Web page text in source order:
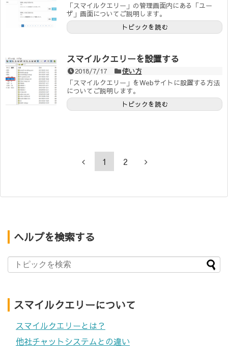
「スマイルクエリー」の管理画面内にある「ユー
ザ」画面についてご説明します。
トピックを読む
スマイルクエリーを設置する
2018/7/17
使い方
「スマイルクエリー」をWebサイトに設置する方法
についてご説明します。
トピックを読む
1 2
ヘルプを検索する
スマイルクエリーについて
スマイルクエリーとは？
他社チャットシステムとの違い